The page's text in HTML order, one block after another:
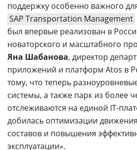
поддержку особенно важного
SAP Transportation Management
был впервые реализован в
новаторского и масштабного
Яна Шабанова, директор
приложений и платформ Atos в
тому, что теперь
системы, а также парк из более
отслеживаются на единой IT-
добилась оптимизации
составов и повышения
эксплуатации».